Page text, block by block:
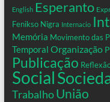
English Esperanto
Fenikso Nigra Internacio
Memória Movimento das
Temporal Organização
Publicação
Social
Trabalho União